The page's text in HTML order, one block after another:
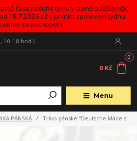
části našeho týmu v cizině odešleme
18.7.2026 až v prvním sprnovém týdnu.
za pochopení.
Menu
10-18 hod.)
0
0 Kč
PÁNSKÁ Triko pánské "Deutsche Mädels"